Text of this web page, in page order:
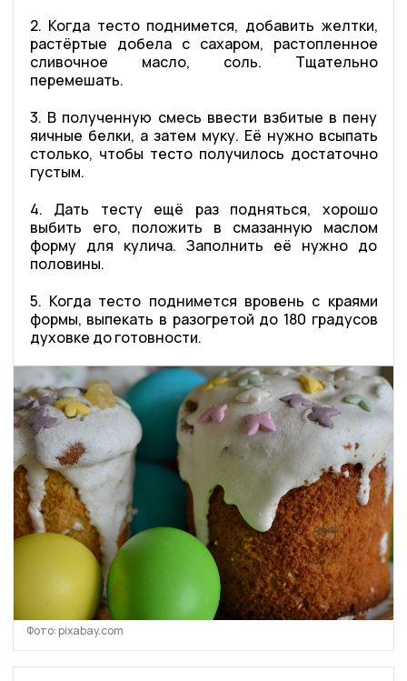
2. Когда тесто поднимется, добавить желтки,
растёртые добела с сахаром, растопленное
сливочное масло, соль. Тщательно
перемешать.
3. В полученную смесь ввести взбитые в пену
яичные белки, а затем муку. Её нужно всыпать
столько, чтобы тесто получилось достаточно
густым.
4. Дать тесту ещё раз подняться, хорошо
выбить его, положить в смазанную маслом
форму для кулича. Заполнить её нужно до
половины.
5. Когда тесто поднимется вровень с краями
формы, выпекать в разогретой до 180 градусов
духовке до готовности.
Фото: pixabay.com